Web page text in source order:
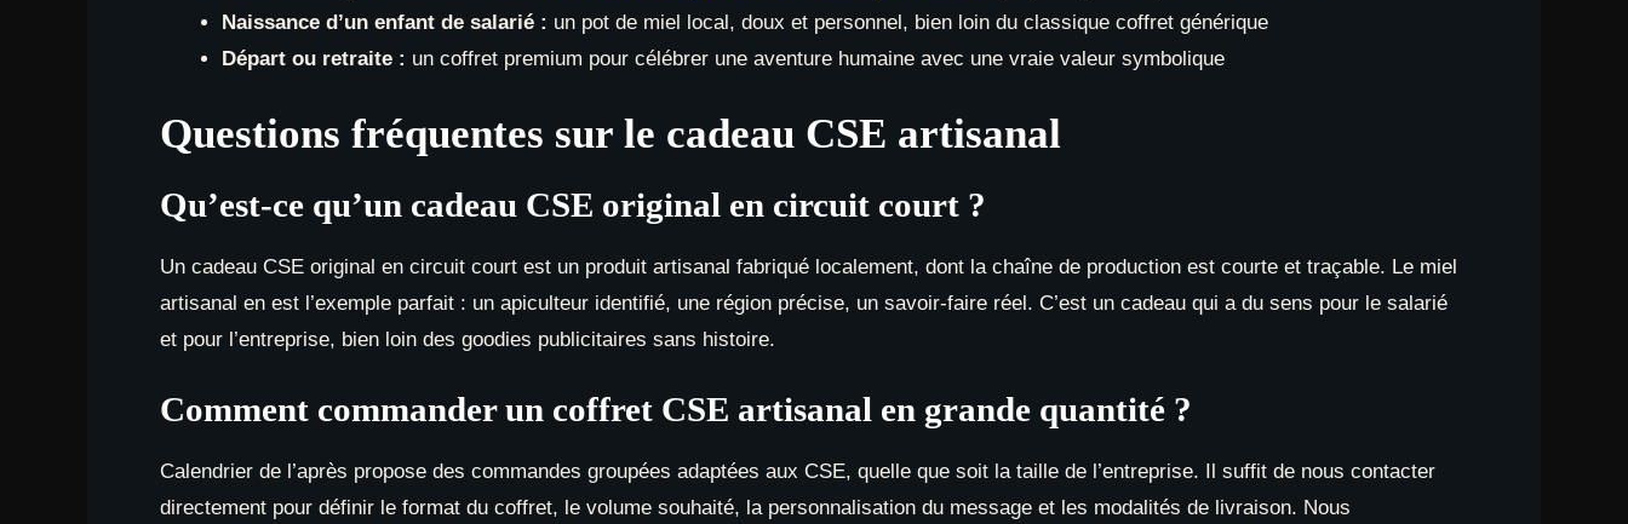
Naissance d’un enfant de salarié : un pot de miel local, doux et personnel, bien loin du classique coffret générique
Départ ou retraite : un coffret premium pour célébrer une aventure humaine avec une vraie valeur symbolique
Questions fréquentes sur le cadeau CSE artisanal
Qu’est-ce qu’un cadeau CSE original en circuit court ?
Un cadeau CSE original en circuit court est un produit artisanal fabriqué localement, dont la chaîne de production est courte et traçable. Le miel
artisanal en est l’exemple parfait : un apiculteur identifié, une région précise, un savoir-faire réel. C’est un cadeau qui a du sens pour le salarié
et pour l’entreprise, bien loin des goodies publicitaires sans histoire.
Comment commander un coffret CSE artisanal en grande quantité ?
Calendrier de l’après propose des commandes groupées adaptées aux CSE, quelle que soit la taille de l’entreprise. Il suffit de nous contacter
directement pour définir le format du coffret, le volume souhaité, la personnalisation du message et les modalités de livraison. Nous